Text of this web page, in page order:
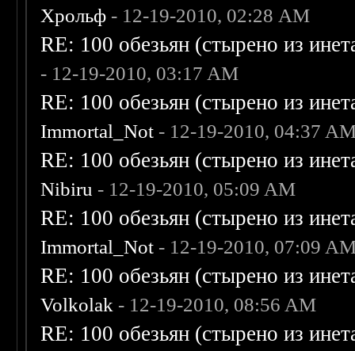
Хрольф - 12-19-2010, 02:28 AM
RE: 100 обезьян (стырено из
- 12-19-2010, 03:17 AM
RE: 100 обезьян (стырено из
Immortal_Not - 12-19-2010, 04:37
RE: 100 обезьян (стырено из
Nibiru - 12-19-2010, 05:09 AM
RE: 100 обезьян (стырено из
Immortal_Not - 12-19-2010, 07:09
RE: 100 обезьян (стырено из
Volkolak - 12-19-2010, 08:56 AM
RE: 100 обезьян (стырено из